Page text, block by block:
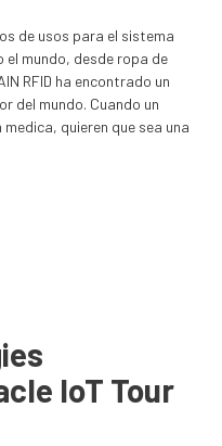
de usos para el sistema
el mundo, desde ropa de
RFID ha encontrado un
del mundo. Cuando un
quieren que sea una
IoT Tour